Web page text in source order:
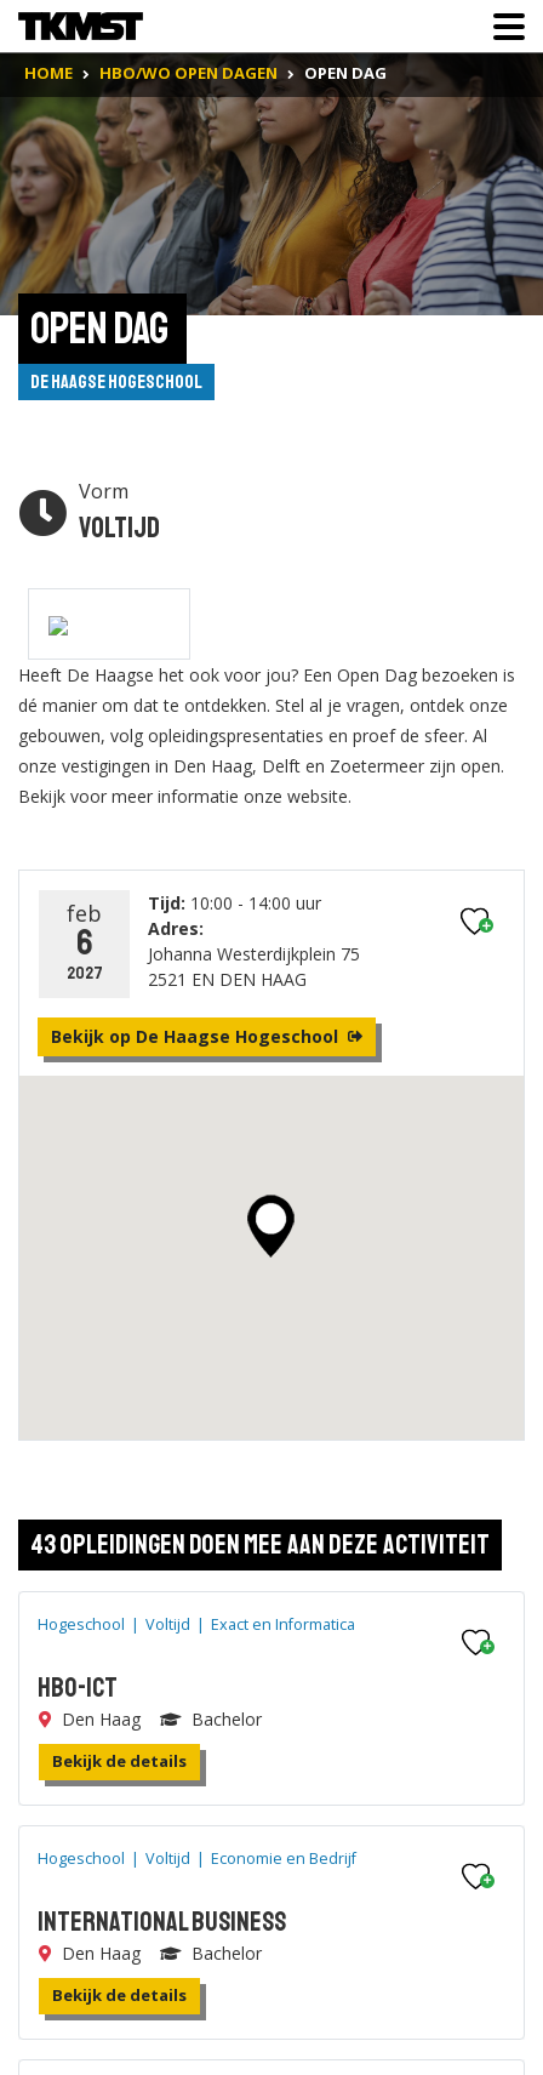
HOME HBO/WO OPEN DAGEN OPEN DAG
Open Dag
De Haagse Hogeschool
Vorm
Voltijd
Heeft De Haagse het ook voor jou? Een Open Dag bezoeken is
dé manier om dat te ontdekken. Stel al je vragen, ontdek onze
gebouwen, volg opleidingspresentaties en proef de sfeer. Al
onze vestigingen in Den Haag, Delft en Zoetermeer zijn open.
Bekijk voor meer informatie onze website.
feb
6
2027
Tijd: 10:00 - 14:00 uur
Adres:
Johanna Westerdijkplein 75
2521 EN DEN HAAG
Bekijk op De Haagse Hogeschool
43 opleidingen doen mee aan deze activiteit
Hogeschool | Voltijd | Exact en Informatica
HBO-ICT
Den Haag Bachelor
Bekijk de details
Hogeschool | Voltijd | Economie en Bedrijf
International Business
Den Haag Bachelor
Bekijk de details